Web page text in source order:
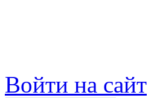
Войти на сайт